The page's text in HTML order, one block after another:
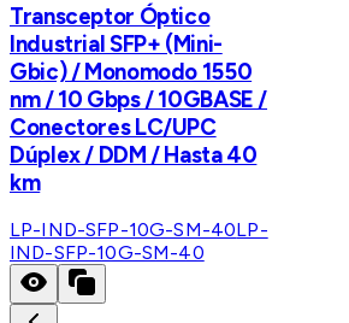
Transceptor Óptico
Industrial SFP+ (Mini-
Gbic) / Monomodo 1550
nm / 10 Gbps / 10GBASE /
Conectores LC/UPC
Dúplex / DDM / Hasta 40
km
LP-IND-SFP-10G-SM-40LP-
IND-SFP-10G-SM-40